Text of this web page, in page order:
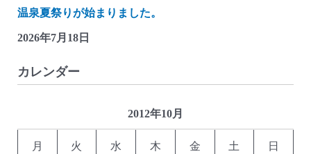
温泉夏祭りが始まりました。
2026年7月18日
カレンダー
2012年10月
月 火 水 木 金 土 日